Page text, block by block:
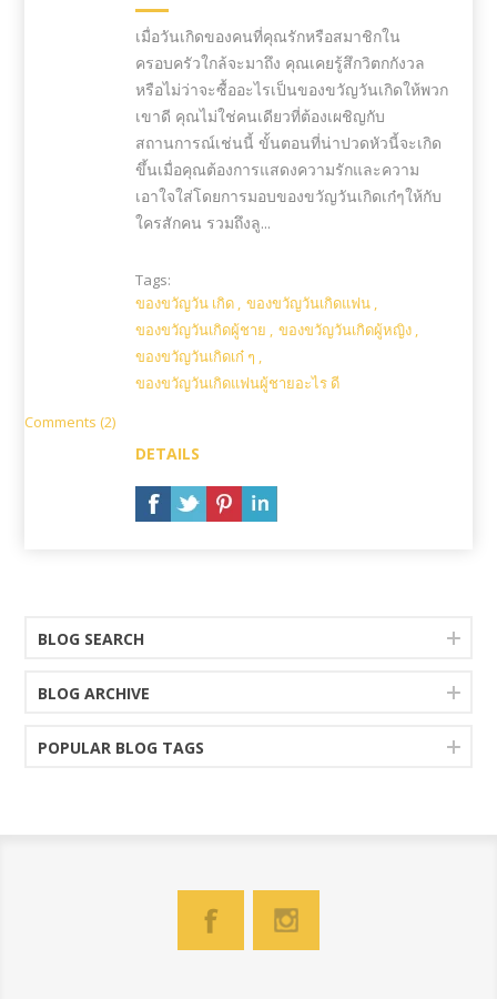
เมื่อวันเกิดของคนที่คุณรักหรือสมาชิกใน
ครอบครัวใกล้จะมาถึง คุณเคยรู้สึกวิตกกังวล
หรือไม่ว่าจะซื้ออะไรเป็นของขวัญวันเกิดให้พวก
เขาดี คุณไม่ใช่คนเดียวที่ต้องเผชิญกับ
สถานการณ์เช่นนี้ ขั้นตอนที่น่าปวดหัวนี้จะเกิด
ขึ้นเมื่อคุณต้องการแสดงความรักและความ
เอาใจใส่โดยการมอบของขวัญวันเกิดเก๋ๆให้กับ
ใครสักคน รวมถึงลู...
Tags:
ของขวัญวัน เกิด , ของขวัญวันเกิดแฟน ,
ของขวัญวันเกิดผู้ชาย , ของขวัญวันเกิดผู้หญิง ,
ของขวัญวันเกิดเก๋ ๆ ,
ของขวัญวันเกิดแฟนผู้ชายอะไร ดี
Comments (2)
DETAILS
BLOG SEARCH
BLOG ARCHIVE
POPULAR BLOG TAGS